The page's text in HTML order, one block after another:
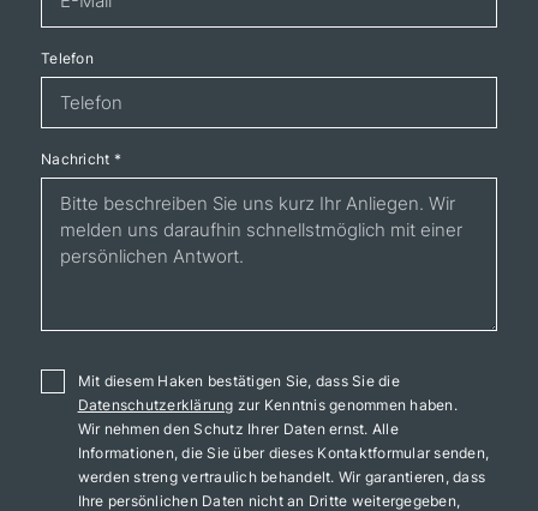
Telefon
Nachricht *
Mit diesem Haken bestätigen Sie, dass Sie die
Datenschutzerklärung zur Kenntnis genommen haben.
Wir nehmen den Schutz Ihrer Daten ernst. Alle
Informationen, die Sie über dieses Kontaktformular senden,
werden streng vertraulich behandelt. Wir garantieren, dass
Ihre persönlichen Daten nicht an Dritte weitergegeben,